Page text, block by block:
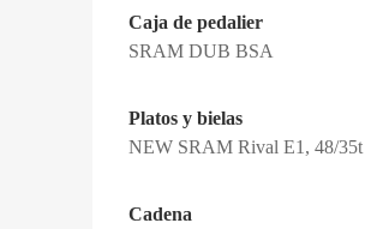
Caja de pedalier
SRAM DUB BSA
Platos y bielas
NEW SRAM Rival E1, 48/35t
Cadena